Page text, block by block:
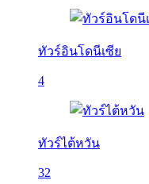
ทัวร์อินโดนีเซีย
4
ทัวร์ไต้หวัน
32